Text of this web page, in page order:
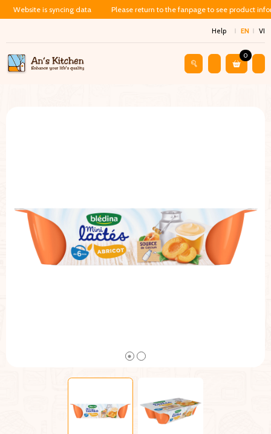
Website is syncing data Please return to the fanpage to see product
Help EN VI
0